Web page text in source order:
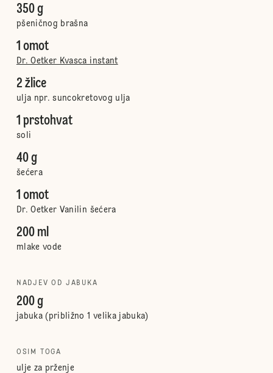
350 g
pšeničnog brašna
1 omot
Dr. Oetker Kvasca instant
2 žlice
ulja npr. suncokretovog ulja
1 prstohvat
soli
40 g
šećera
1 omot
Dr. Oetker Vanilin šećera
200 ml
mlake vode
NADJEV OD JABUKA
200 g
jabuka (približno 1 velika jabuka)
OSIM TOGA
ulje za prženje